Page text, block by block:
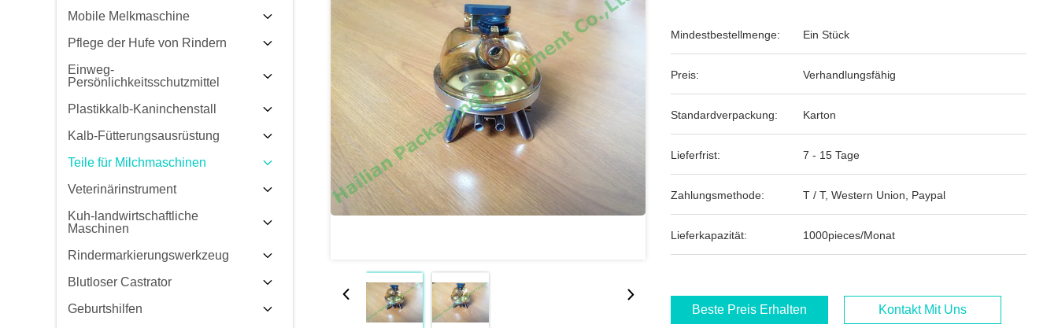
Mobile Melkmaschine
Pflege der Hufe von Rindern
Einweg-
Persönlichkeitsschutzmittel
Plastikkalb-Kaninchenstall
Kalb-Fütterungsausrüstung
Teile für Milchmaschinen
Veterinärinstrument
Kuh-landwirtschaftliche
Maschinen
Rindermarkierungswerkzeug
Blutloser Castrator
Geburtshilfen
Mindestbestellmenge: Ein Stück
Preis: Verhandlungsfähig
Standardverpackung: Karton
Lieferfrist: 7 - 15 Tage
Zahlungsmethode: T / T, Western Union, Paypal
Lieferkapazität: 1000pieces/Monat
Beste Preis Erhalten Kontakt Mit Uns